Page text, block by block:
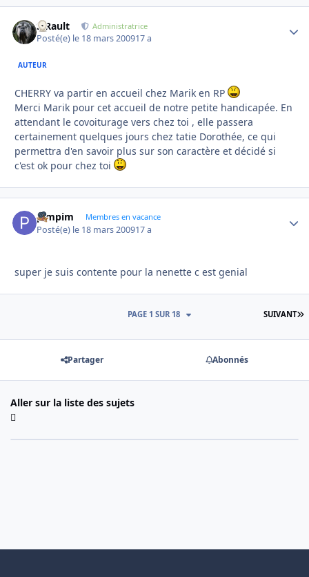
S.Rault Administratrice
Posté(e) le 18 mars 200917 a
AUTEUR
CHERRY va partir en accueil chez Marik en RP
Merci Marik pour cet accueil de notre petite handicapée. En
attendant le covoiturage vers chez toi , elle passera
certainement quelques jours chez tatie Dorothée, ce qui
permettra d'en savoir plus sur son caractère et décidé si
c'est ok pour chez toi
pimpim Membres en vacance
Posté(e) le 18 mars 200917 a
super je suis contente pour la nenette c est genial
SUIVANT
PAGE 1 SUR 18
Partager Abonnés
Aller sur la liste des sujets